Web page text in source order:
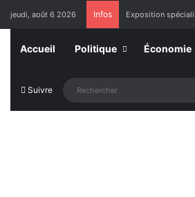
jeudi, août 6 2026 Infos Exposition
Accueil Politique Économie
Suivre